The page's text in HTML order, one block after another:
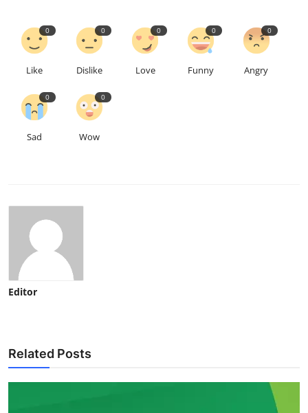
0
Like
0
Dislike
0
Love
0
Funny
0
Angry
0
Sad
0
Wow
Editor
Related Posts